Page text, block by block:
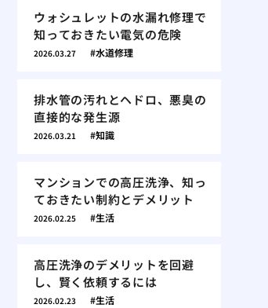
ウォシュレットの水漏れ修理で
知っておきたい電気の危険
2026.03.27 水道修理
排水管の汚れとヘドロ、悪臭の
直接的な発生源
2026.03.21 知識
マンションでの高圧洗浄、知っ
ておきたい制約とデメリット
2026.02.25 生活
高圧洗浄のデメリットを回避
し、賢く依頼するには
2026.02.23 生活